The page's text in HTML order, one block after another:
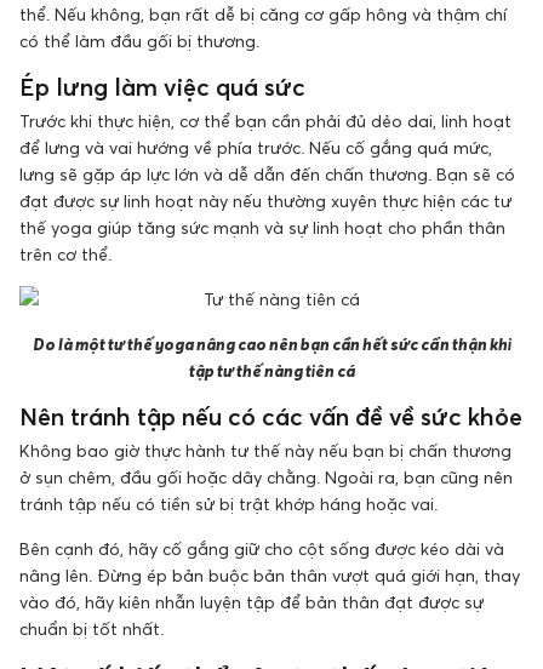
thể. Nếu không, bạn rất dễ bị căng cơ gấp hông và thậm chí
có thể làm đầu gối bị thương.
Ép lưng làm việc quá sức
Trước khi thực hiện, cơ thể bạn cần phải đủ dẻo dai, linh hoạt
để lưng và vai hướng về phía trước. Nếu cố gắng quá mức,
lưng sẽ gặp áp lực lớn và dễ dẫn đến chấn thương. Bạn sẽ có
đạt được sự linh hoạt này nếu thường xuyên thực hiện các tư
thế yoga giúp tăng sức mạnh và sự linh hoạt cho phần thân
trên cơ thể.
Do là một tư thế yoga nâng cao nên bạn cần hết sức cẩn thận khi
tập tư thế nàng tiên cá
Nên tránh tập nếu có các vấn đề về sức khỏe
Không bao giờ thực hành tư thế này nếu bạn bị chấn thương
ở sụn chêm, đầu gối hoặc dây chằng. Ngoài ra, bạn cũng nên
tránh tập nếu có tiền sử bị trật khớp háng hoặc vai.
Bên cạnh đó, hãy cố gắng giữ cho cột sống được kéo dài và
nâng lên. Đừng ép bản buộc bản thân vượt quá giới hạn, thay
vào đó, hãy kiên nhẫn luyện tập để bản thân đạt được sự
chuẩn bị tốt nhất.